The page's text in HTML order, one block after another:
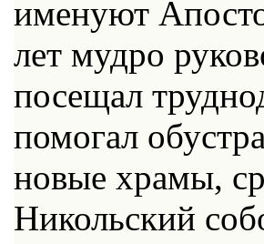
именуют
лет мудро
посещал
помогал
новые храмы,
Никольский